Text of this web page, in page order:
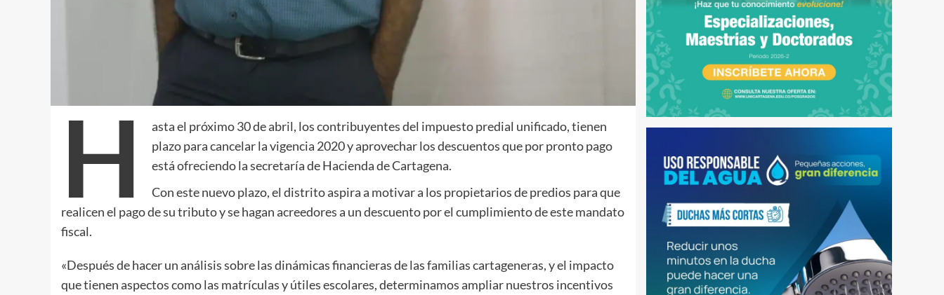
H
asta el próximo 30 de abril, los contribuyentes del impuesto predial unificado, tienen
plazo para cancelar la vigencia 2020 y aprovechar los descuentos que por pronto pago
está ofreciendo la secretaría de Hacienda de Cartagena.
Con este nuevo plazo, el distrito aspira a motivar a los propietarios de predios para que
realicen el pago de su tributo y se hagan acreedores a un descuento por el cumplimiento de este mandato
fiscal.
«Después de hacer un análisis sobre las dinámicas financieras de las familias cartageneras, y el impacto
que tienen aspectos como las matrículas y útiles escolares, determinamos ampliar nuestros incentivos